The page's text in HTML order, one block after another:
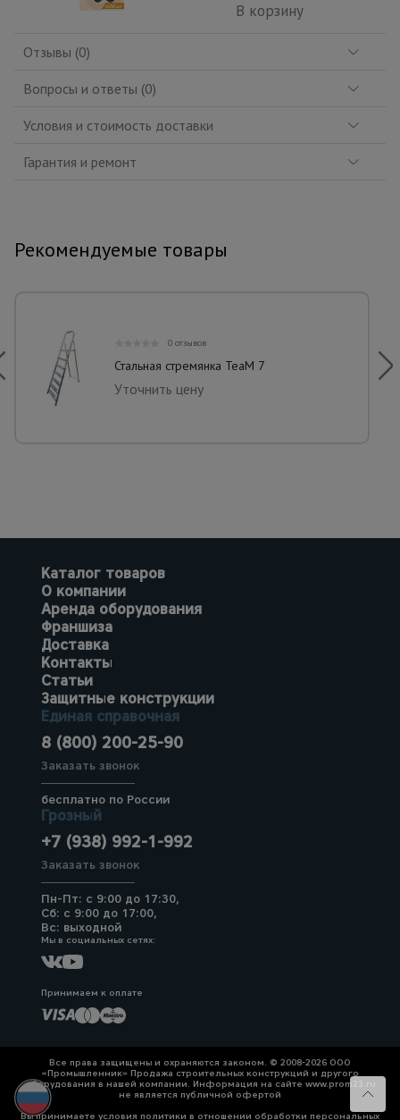
В корзину
Отзывы (0)
Вопросы и ответы (0)
Условия и стоимость доставки
Гарантия и ремонт
Рекомендуемые товары
0 отзывов
Стальная стремянка TeaM 7
Уточнить цену
Каталог товаров
О компании
Аренда оборудования
Франшиза
Доставка
Контакты
Статьи
Защитные конструкции
Единая справочная
8 (800) 200-25-90
Заказать звонок
бесплатно по России
Грозный
+7 (938) 992-1-992
Заказать звонок
Пн-Пт: с 9:00 до 17:30,
Сб: с 9:00 до 17:00,
Вс: выходной
Мы в социальных сетях:
Принимаем к оплате
Все права защищены и охраняются законом. © 2008-2026 ООО
«Промышленник» Продажа строительных конструкций и другого
оборудования в нашей компании. Информация на сайте www.prom23.ru
не является публичной офертой
Вы принимаете условия политики в отношении обработки персональных